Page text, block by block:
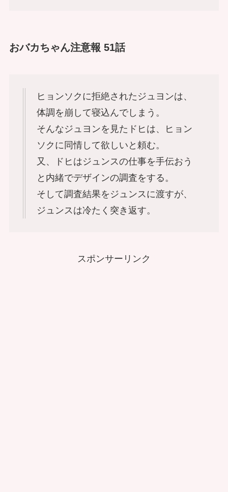
おバカちゃん注意報 51話
ヒョンソクに拒絶されたジュヨンは、
体調を崩して寝込んでしまう。
そんなジュヨンを見たドヒは、ヒョン
ソクに同情して欲しいと頼む。
又、ドヒはジュンスの仕事を手伝おう
と内緒でデザインの調査をする。
そして調査結果をジュンスに渡すが、
ジュンスは冷たく突き返す。
スポンサーリンク